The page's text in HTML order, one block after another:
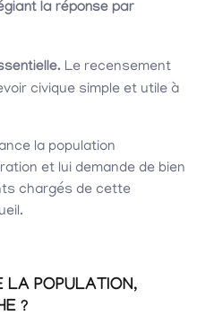
la réponse par
Le recensement
civique simple et utile à
la population
et lui demande de bien
chargés de cette
LA POPULATION,
?